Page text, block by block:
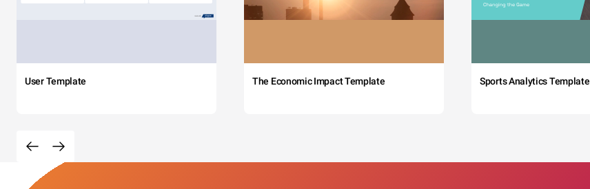
User Template The Economic Impact Template Sports Analytics Template